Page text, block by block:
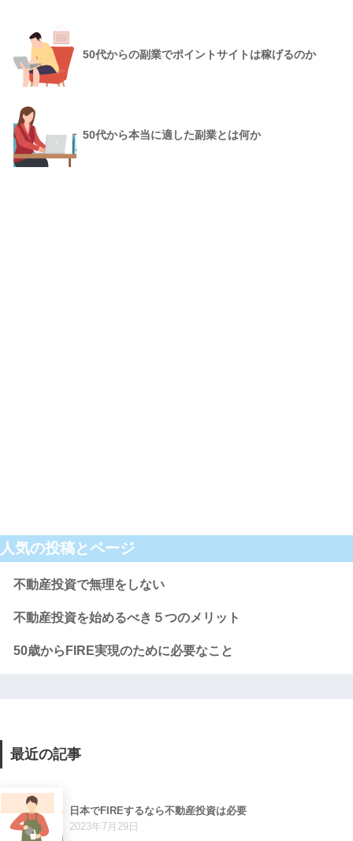
50代からの副業でポイントサイトは稼げるのか
50代から本当に適した副業とは何か
人気の投稿とページ
不動産投資で無理をしない
不動産投資を始めるべき５つのメリット
50歳からFIRE実現のために必要なこと
最近の記事
日本でFIREするなら不動産投資は必要
2023年7月29日